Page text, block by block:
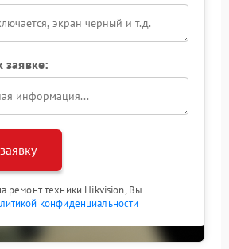
ремонт техники Hikvision, Вы
конфиденциальности